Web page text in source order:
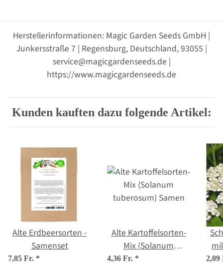
Herstellerinformationen: Magic Garden Seeds GmbH |
Junkersstraße 7 | Regensburg, Deutschland, 93055 |
service@magicgardenseeds.de |
https://www.magicgardenseeds.de
Kunden kauften dazu folgende Artikel:
Alte Erdbeersorten -
Samenset
7,85 Fr. *
Alte Kartoffelsorten-
Mix (Solanum
tuberosum) Samen
4,36 Fr. *